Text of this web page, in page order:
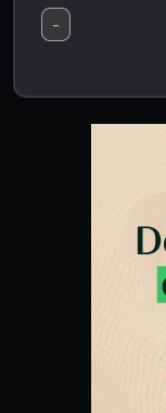
-